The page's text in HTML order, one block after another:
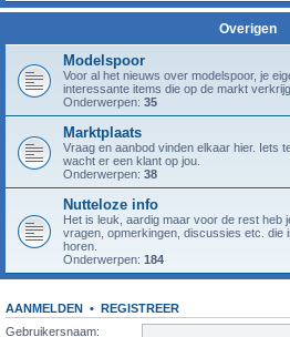
Overigen
Modelspoor
Voor al het nieuws over modelspoor, je
interessante items die op de markt
Onderwerpen: 35
Marktplaats
Vraag en aanbod vinden elkaar hier. Iets
wacht er een klant op jou.
Onderwerpen: 38
Nutteloze info
Het is leuk, aardig maar voor de rest heb
vragen, opmerkingen, discussies etc. die
horen.
Onderwerpen: 184
AANMELDEN • REGISTREER
Gebruikersnaam: